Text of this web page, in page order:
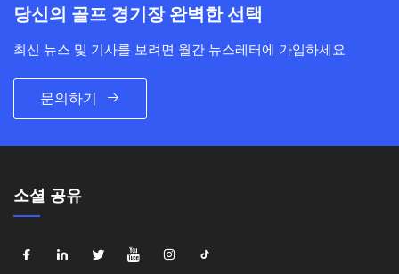
당신의 골프 경기장 완벽한 선택
최신 뉴스 및 기사를 보려면 월간 뉴스레터에 가입하세요
문의하기
소셜 공유